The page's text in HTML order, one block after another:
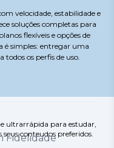
velocidade, estabilidade e
soluções completas para
flexíveis e opções de
é simples: entregar uma
todos os perfis de uso.
ultrarrápida para estudar,
conteudos preferidos.
Fidelidade